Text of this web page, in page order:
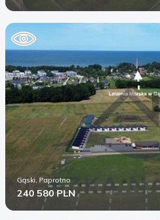
Gąski, Paprotno
240 580 PLN